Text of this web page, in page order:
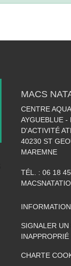
MACS
CENTRE
AYGUEBLUE -
D'ACTIVITÉ
40230 ST
MAREMNE
TÉL. : 06 18
SIGNALER
INAPPROPRIÉ
CHARTE